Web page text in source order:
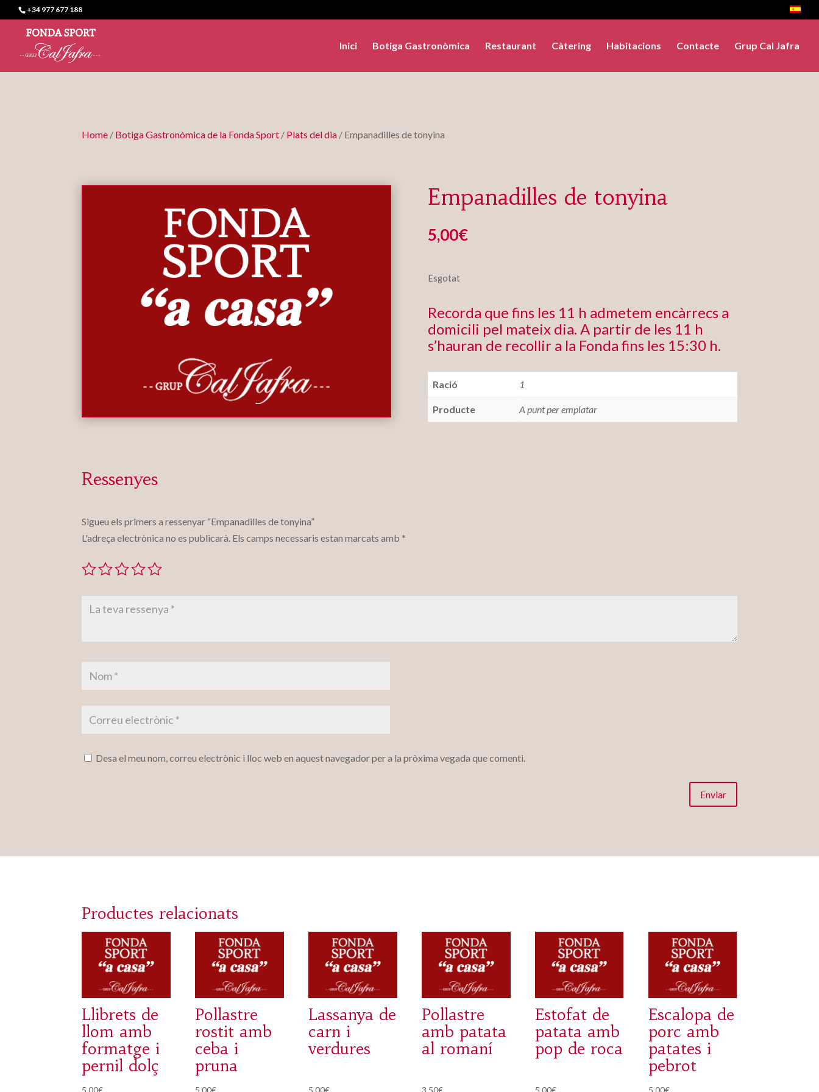
+34 977 677 188
Inici Botiga Gastronòmica Restaurant Càtering Habitacions Contacte Grup Cal Jafra
Home / Botiga Gastronòmica de la Fonda Sport / Plats del dia / Empanadilles de tonyina
Empanadilles de tonyina
5,00€
Esgotat
Recorda que fins les 11 h admetem encàrrecs a
domicili pel mateix dia. A partir de les 11 h
s’hauran de recollir a la Fonda fins les 15:30 h.
Ració 1
Producte A punt per emplatar
Ressenyes
Sigueu els primers a ressenyar “Empanadilles de tonyina”
L'adreça electrònica no es publicarà. Els camps necessaris estan marcats amb *
Desa el meu nom, correu electrònic i lloc web en aquest navegador per a la pròxima vegada que comenti.
Enviar
Productes relacionats
Llibrets de
llom amb
formatge i
pernil dolç
5,00€
Pollastre
rostit amb
ceba i
pruna
5,00€
Lassanya de
carn i
verdures
5,00€
Pollastre
amb patata
al romaní
3,50€
Estofat de
patata amb
pop de roca
5,00€
Escalopa de
porc amb
patates i
pebrot
5,00€